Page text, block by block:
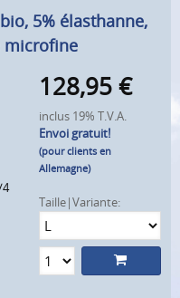
5% élasthanne,
128,95 €
inclus 19% T.V.A.
Envoi gratuit!
(pour clients en
Allemagne)
Taille|Variante: